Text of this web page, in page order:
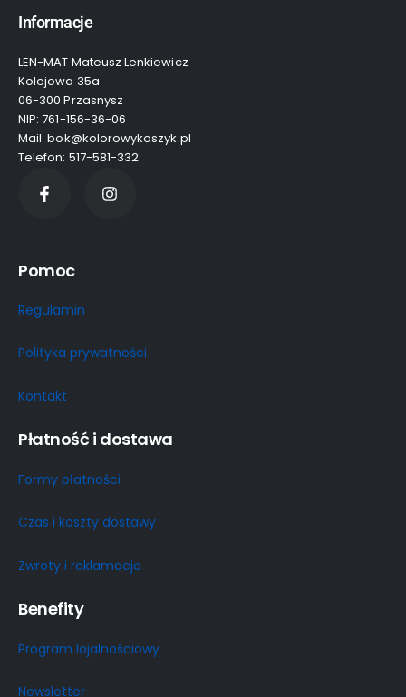
Informacje
LEN-MAT Mateusz Lenkiewicz
Kolejowa 35a
06-300 Przasnysz
NIP: 761-156-36-06
Mail: bok@kolorowykoszyk.pl
Telefon: 517-581-332
Pomoc
Regulamin
Polityka prywatności
Kontakt
Płatność i dostawa
Formy płatności
Czas i koszty dostawy
Zwroty i reklamacje
Benefity
Program lojalnościowy
Newsletter